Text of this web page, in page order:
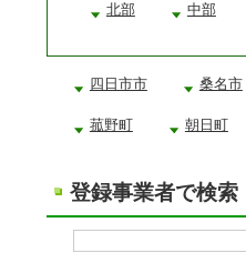
北部 中部
四日市市 桑名市
菰野町 朝日町
登録事業者で検索